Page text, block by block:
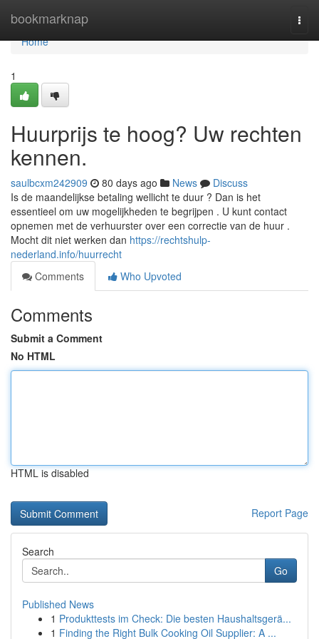
bookmarknap
Home
Home
1
Huurprijs te hoog? Uw rechten
kennen.
saulbcxm242909 80 days ago News
Discuss
Is de maandelijkse betaling wellicht te duur ? Dan is het
essentieel om uw mogelijkheden te begrijpen . U kunt contact
opnemen met de verhuurster over een correctie van de huur .
Mocht dit niet werken dan https://rechtshulp-
nederland.info/huurrecht
Comments
Who Upvoted
Comments
Submit a Comment
No HTML
HTML is disabled
Report Page
Search
Go
Published News
1 Produkttests im Check: Die besten Haushaltsgerä...
1 Finding the Right Bulk Cooking Oil Supplier: A ...